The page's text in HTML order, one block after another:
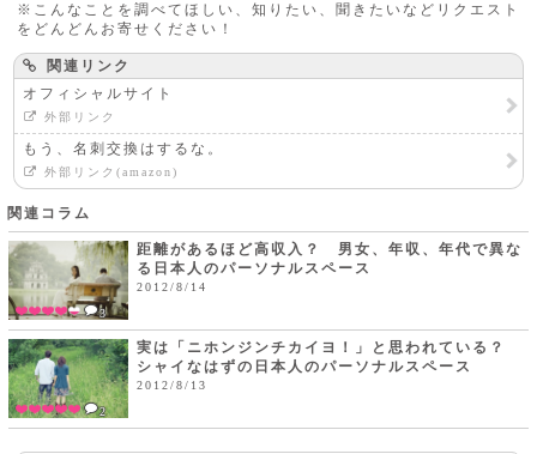
※こんなことを調べてほしい、知りたい、聞きたいなどリクエスト
をどんどんお寄せください！
関連リンク
オフィシャルサイト
外部リンク
もう、名刺交換はするな。
外部リンク(amazon)
関連コラム
3
距離があるほど高収入？ 男女、年収、年代で異な
る日本人のパーソナルスペース
2012/8/14
2
実は「ニホンジンチカイヨ！」と思われている？
シャイなはずの日本人のパーソナルスペース
2012/8/13